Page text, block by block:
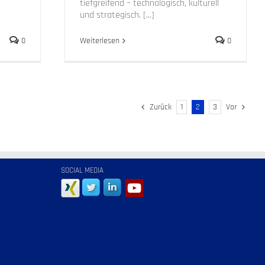
0
tiefgreifend – technologisch, kulturell
und strategisch. [...]
Weiterlesen 0
Zurück 1 2 3 Vor
SOCIAL MEDIA